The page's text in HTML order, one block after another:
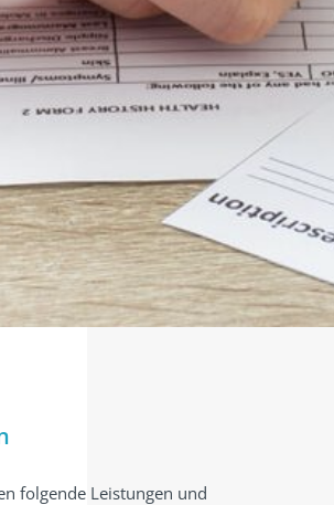
folgende Leistungen und